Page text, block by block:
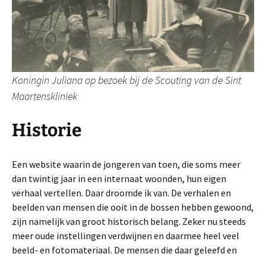
Koningin Juliana op bezoek bij de Scouting van de Sint
Maartenskliniek
Historie
Een website waarin de jongeren van toen, die soms meer
dan twintig jaar in een internaat woonden, hun eigen
verhaal vertellen. Daar droomde ik van. De verhalen en
beelden van mensen die ooit in de bossen hebben gewoond,
zijn namelijk van groot historisch belang. Zeker nu steeds
meer oude instellingen verdwijnen en daarmee heel veel
beeld- en fotomateriaal. De mensen die daar geleefd en